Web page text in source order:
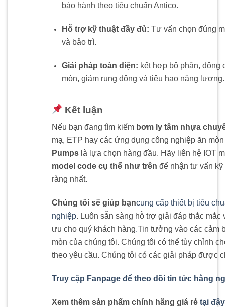
bảo hành theo tiêu chuẩn Antico.
Hỗ trợ kỹ thuật đầy đủ: Tư vấn chọn đúng
và bảo trì.
Giải pháp toàn diện: kết hợp bộ phận, động
mòn, giảm rung động và tiêu hao năng lượng.
Kết luận
Nếu bạn đang tìm kiếm bơm ly tâm nhựa
mạ, ETP hay các ứng dụng công nghiệp ăn
Pumpslà lựa chọn hàng đầu. Hãy liên hệ IOT
model code cụ thể như trên để nhận tư vấn
ràng nhất.
Chúng tôi sẽ giúp bạncung cấp thiết bị tiêu
nghiệp. Luôn sẵn sàng hỗ trợ giải đáp thắc mắc
ưu cho quý khách hàng.Tin tưởng vào các cảm
mòn của chúng tôi. Chúng tôi có thể tùy chỉnh
theo yêu cầu. Chúng tôi có các giải pháp được
Truy cập Fanpage để theo dõi tin tức hằng
Xem thêm sản phẩm chính hãng giá rẻ tại đây